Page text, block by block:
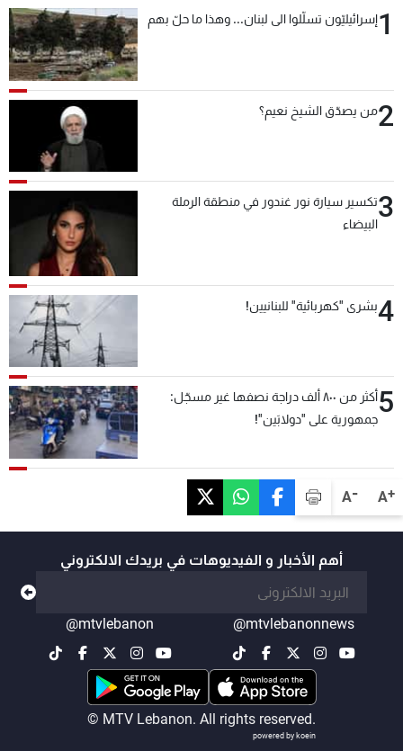
A+
A-
1إسرائيليّون تسلّلوا الى لبنان... وهذا ما حلّ بهم
2من يصدّق الشيخ نعيم؟
3تكسير سيارة نور غندور في منطقة الرملة
البيضاء
4بشرى "كهربائية" للبنانيين!
5
أكثر من ٨٠٠ ألف دراجة نصفها غير مسجّل:
جمهورية على "دولابَين"!
أهم الأخبار و الفيديوهات في بريدك الالكتروني
@mtvlebanonnews
@mtvlebanon
© MTV Lebanon. All rights reserved.
powered by koein
شروط الإسـتخدام
سياسة الخصوصية